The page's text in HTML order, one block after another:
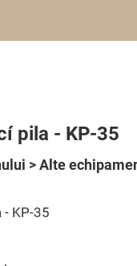
pila - KP-35
> Alte
- KP-35